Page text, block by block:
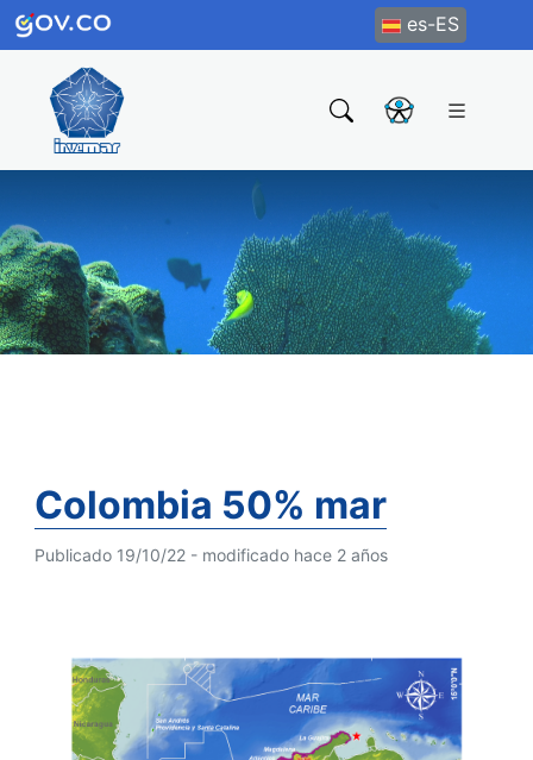
es-ES
Colombia 50% mar
Publicado 19/10/22 - modificado hace 2 años